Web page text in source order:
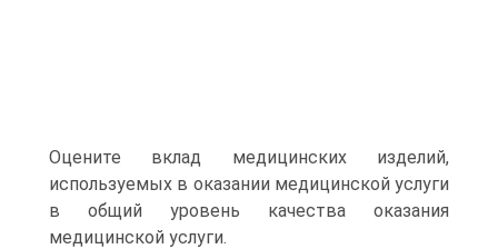
Оцените вклад медицинских изделий,
используемых в оказании медицинской услуги
в общий уровень качества оказания
медицинской услуги.